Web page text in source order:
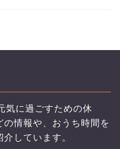
気に過ごすための休
情報や、おうち時間を
しています。